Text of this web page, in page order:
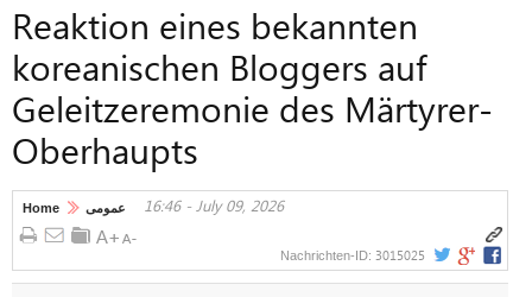
Reaktion eines bekannten
koreanischen Bloggers auf
Geleitzeremonie des Märtyrer-
Oberhaupts
Home عمومی 16:46 - July 09, 2026
Nachrichten-ID: 3015025